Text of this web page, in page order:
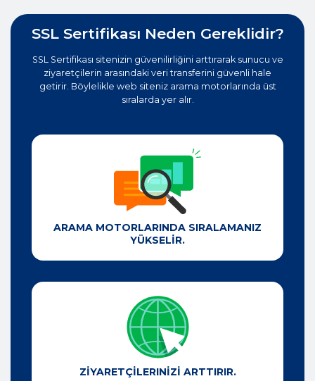
SSL Sertifikası Neden Gereklidir?
SSL Sertifikası sitenizin güvenilirliğini arttırarak sunucu ve
ziyaretçilerin arasındaki veri transferini güvenli hale
getirir. Böylelikle web siteniz arama motorlarında üst
sıralarda yer alır.
ARAMA MOTORLARINDA SIRALAMANIZ
YÜKSELİR.
ZİYARETÇİLERINİZİ ARTTIRIR.